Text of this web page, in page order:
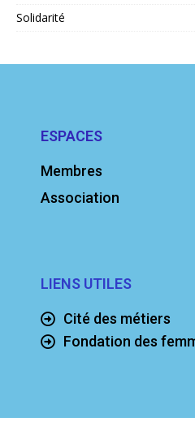
Solidarité
ESPACES
Membres
Association
LIENS UTILES
Cité des métiers
Fondation des